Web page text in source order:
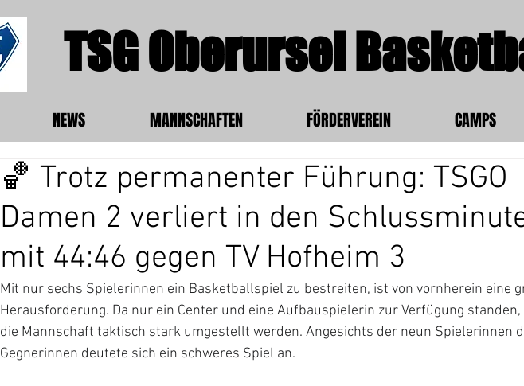
TSG Oberursel
NEWS MANNSCHAFTEN FÖRDERVEREIN CAMPS
🏀 Trotz permanenter Führung: TSGO
Damen 2 verliert in den
mit 44:46 gegen TV Hofheim 3
Mit nur sechs Spielerinnen ein Basketballspiel zu bestreiten, ist von vornherein eine
Herausforderung. Da nur ein Center und eine Aufbauspielerin zur Verfügung
die Mannschaft taktisch stark umgestellt werden. Angesichts der neun Spielerinnen
Gegnerinnen deutete sich ein schweres Spiel an.